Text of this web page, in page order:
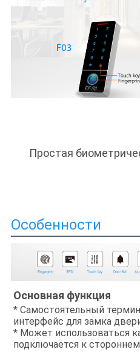
Простая
Особенности
Основная функция
* Самостоятельный
интерфейс для замка
* Может использоваться
подключается к